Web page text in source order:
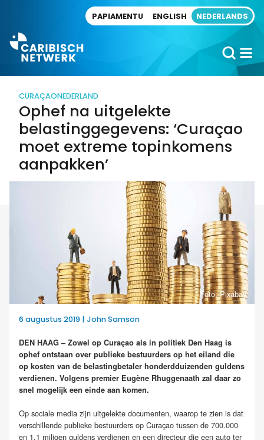
PAPIAMENTU ENGLISH NEDERLANDS
CURAÇAONEDERLAND
Ophef na uitgelekte
belastinggegevens: ‘Curaçao
moet extreme topinkomens
aanpakken’
Foto: Pixabay
6 augustus 2019 | John Samson
DEN HAAG – Zowel op Curaçao als in politiek Den Haag is
ophef ontstaan over publieke bestuurders op het eiland die
op kosten van de belastingbetaler honderdduizenden guldens
verdienen. Volgens premier Eugène Rhuggenaath zal daar zo
snel mogelijk een einde aan komen.
Op sociale media zijn uitgelekte documenten, waarop te zien is dat
verschillende publieke bestuurders op Curaçao tussen de 700.000
en 1,1 miljoen guldens verdienen en een directeur die een auto ter